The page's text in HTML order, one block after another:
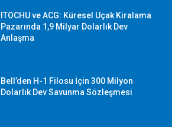
ITOCHU ve ACG: Küresel Uçak Kiralama
Pazarında 1,9 Milyar Dolarlık Dev
Anlaşma
Bell’den H-1 Filosu İçin 300 Milyon
Dolarlık Dev Savunma Sözleşmesi